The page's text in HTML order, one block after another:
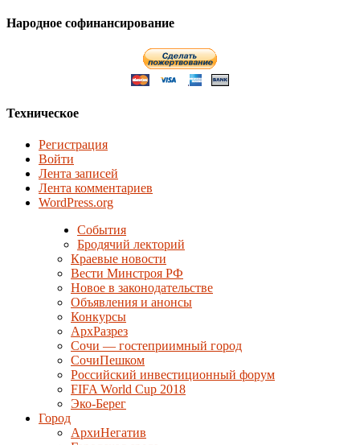
Народное софинансирование
Техническое
Регистрация
Войти
Лента записей
Лента комментариев
WordPress.org
События
Бродячий лекторий
Краевые новости
Вести Минстроя РФ
Новое в законодательстве
Объявления и анонсы
Конкурсы
АрхРазрез
Сочи — гостеприимный город
СочиПешком
Российский инвестиционный форум
FIFA World Cup 2018
Эко-Берег
Город
АрхиНегатив